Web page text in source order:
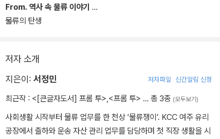
From. 역사 속 물류 이야기
물류의 탄생
저자 소개
지은이: 서정민 저자파일 신간알림 신청
최근작 : <[큰글자도서] 프롬 투>,<프롬 투> … 총 3종 (모두보기)
사회생활 시작부터 물류 업무를 한 천상 ‘물류쟁이’. KCC 여주 유리
공장에서 출하와 운송 자산 관리 업무를 담당하며 첫 직장 생활을 시